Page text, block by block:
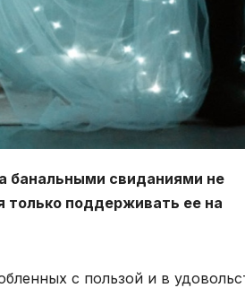
банальными свиданиями не
только поддерживать ее на
с пользой и в